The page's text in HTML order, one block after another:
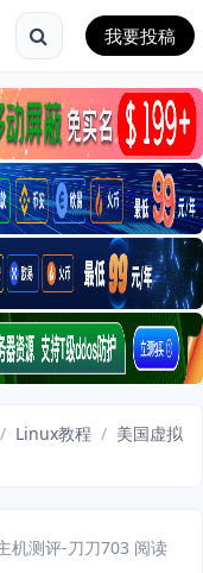
我要投稿
/ Linux教程 / 美国虚拟
机测评-刀刀703 阅读